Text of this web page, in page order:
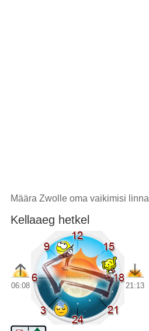
Määra Zwolle oma vaikimisi linna
Kellaaeg hetkel
06:08 21:13